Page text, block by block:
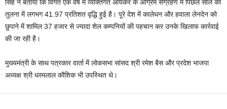
सिंह ने बताया कि विगत एक वर्ष में व्यक्तिगत आयकर के अग्रिम संग्रहण में पिछले साल की
तुलना में लगभग 41.97 प्रतिशत वृद्धि हुई है। पूरे देश में कालेधन और हवाला लेनदेन को
छुपाने में शामिल 37 हजार से ज्यादा शेल कम्पनियों की पहचान कर उनके खिलाफ कार्रवाई
की जा रही है।
मुख्यमंत्री के साथ पत्रकार वार्ता में लोकसभा सांसद श्री रमेश बैस और प्रदेश भाजपा
अध्यक्ष श्री धरमलाल कौशिक भी उपस्थित थे।